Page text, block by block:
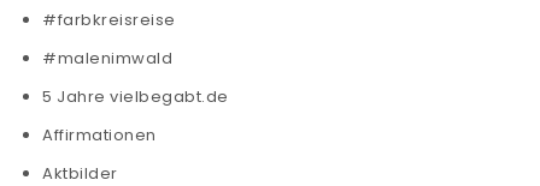
#farbkreisreise
#malenimwald
5 Jahre vielbegabt.de
Affirmationen
Aktbilder